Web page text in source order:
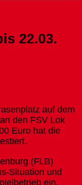
22.03.
auf dem
den FSV Lok
Euro hat die
(FLB)
Situation und
ein.